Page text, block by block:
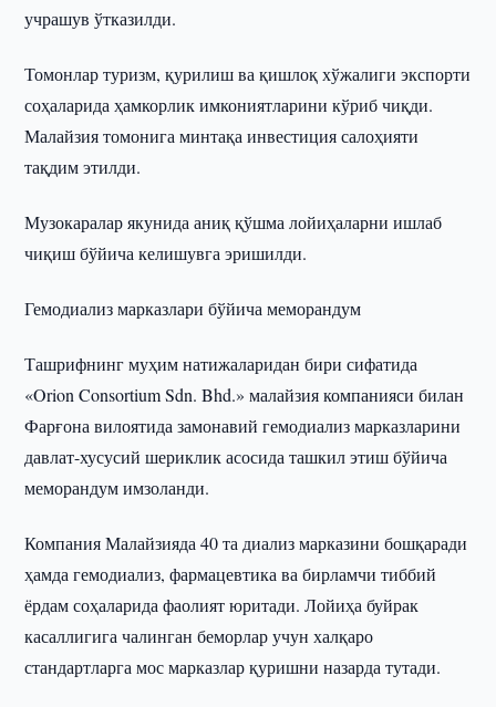
учрашув ўтказилди.
Томонлар туризм, қурилиш ва қишлоқ хўжалиги экспорти
соҳаларида ҳамкорлик имкониятларини кўриб чиқди.
Малайзия томонига минтақа инвестиция салоҳияти
тақдим этилди.
Музокаралар якунида аниқ қўшма лойиҳаларни ишлаб
чиқиш бўйича келишувга эришилди.
Гемодиализ марказлари бўйича меморандум
Ташрифнинг муҳим натижаларидан бири сифатида
«Orion Consortium Sdn. Bhd.» малайзия компанияси билан
Фарғона вилоятида замонавий гемодиализ марказларини
давлат-хусусий шериклик асосида ташкил этиш бўйича
меморандум имзоланди.
Компания Малайзияда 40 та диализ марказини бошқаради
ҳамда гемодиализ, фармацевтика ва бирламчи тиббий
ёрдам соҳаларида фаолият юритади. Лойиҳа буйрак
касаллигига чалинган беморлар учун халқаро
стандартларга мос марказлар қуришни назарда тутади.